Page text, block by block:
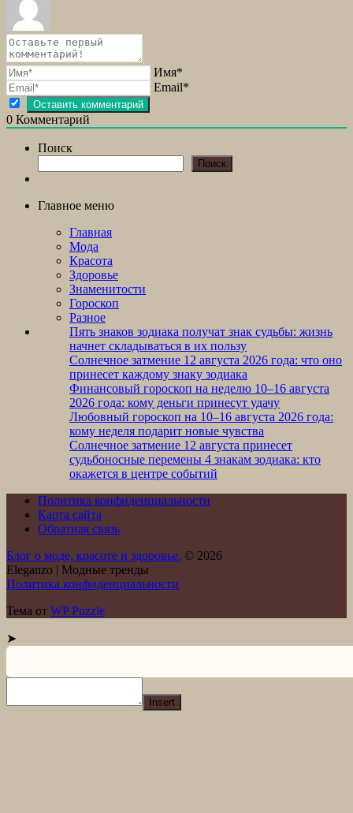
Имя*
Email*
0 Комментарий
Поиск
Поиск
Главное меню
Главная
Мода
Красота
Здоровье
Знаменитости
Гороскоп
Разное
Пять знаков зодиака получат знак судьбы: жизнь
начнет складываться в их пользу
Солнечное затмение 12 августа 2026 года: что оно
принесет каждому знаку зодиака
Финансовый гороскоп на неделю 10–16 августа
2026 года: кому деньги принесут удачу
Любовный гороскоп на 10–16 августа 2026 года:
кому неделя подарит новые чувства
Солнечное затмение 12 августа принесет
судьбоносные перемены 4 знакам зодиака: кто
окажется в центре событий
Политика конфиденциальности
Карта сайта
Обратная связь
Блог о моде, красоте и здоровье. © 2026
Eleganzo | Модные тренды
Политика конфиденциальности
Тема от WP Puzzle
➤
Insert